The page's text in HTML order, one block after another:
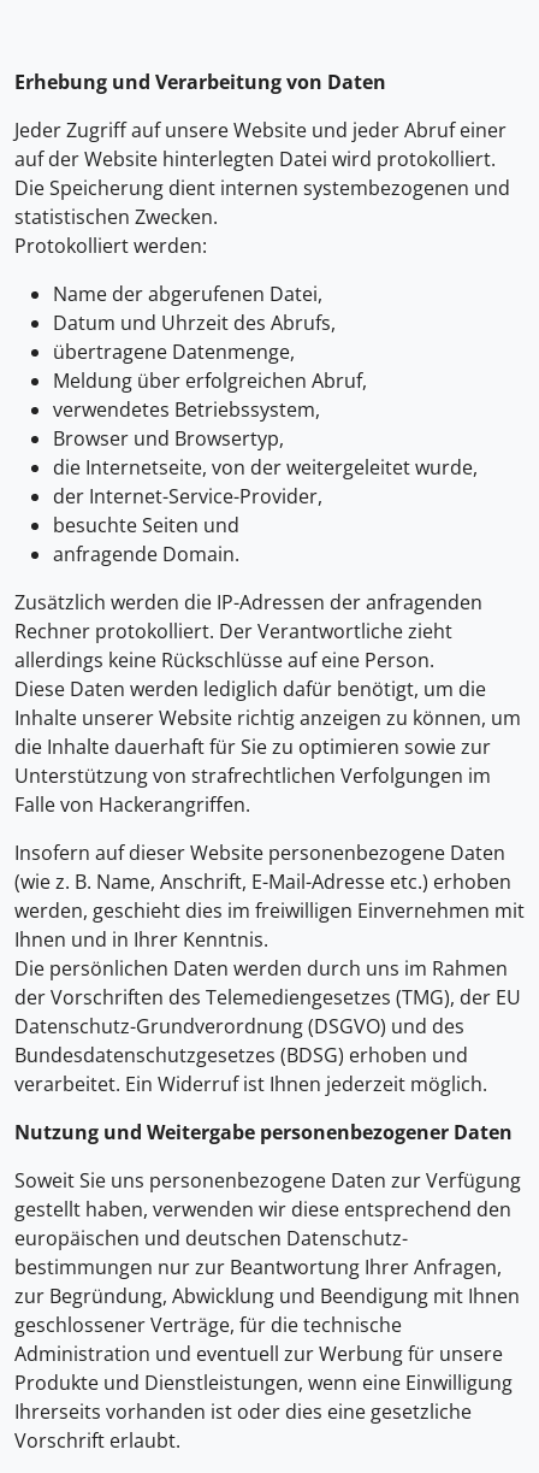
Erhebung und Verarbeitung von Daten
Jeder Zugriff auf unsere Website und jeder Abruf einer
auf der Website hinterlegten Datei wird protokolliert.
Die Speicherung dient internen systembezogenen und
statistischen Zwecken.
Protokolliert werden:
Name der abgerufenen Datei,
Datum und Uhrzeit des Abrufs,
übertragene Datenmenge,
Meldung über erfolgreichen Abruf,
verwendetes Betriebssystem,
Browser und Browsertyp,
die Internetseite, von der weitergeleitet wurde,
der Internet-Service-Provider,
besuchte Seiten und
anfragende Domain.
Zusätzlich werden die IP-Adressen der anfragenden
Rechner protokolliert. Der Verantwortliche zieht
allerdings keine Rückschlüsse auf eine Person.
Diese Daten werden lediglich dafür benötigt, um die
Inhalte unserer Website richtig anzeigen zu können, um
die Inhalte dauerhaft für Sie zu optimieren sowie zur
Unterstützung von strafrechtlichen Verfolgungen im
Falle von Hackerangriffen.
Insofern auf dieser Website personenbezogene Daten
(wie z. B. Name, Anschrift, E-Mail-Adresse etc.) erhoben
werden, geschieht dies im freiwilligen Einvernehmen mit
Ihnen und in Ihrer Kenntnis.
Die persönlichen Daten werden durch uns im Rahmen
der Vorschriften des Telemediengesetzes (TMG), der EU
Datenschutz-Grundverordnung (DSGVO) und des
Bundesdatenschutzgesetzes (BDSG) erhoben und
verarbeitet. Ein Widerruf ist Ihnen jederzeit möglich.
Nutzung und Weitergabe personenbezogener Daten
Soweit Sie uns personenbezogene Daten zur Verfügung
gestellt haben, verwenden wir diese entsprechend den
europäischen und deutschen Datenschutz-
bestimmungen nur zur Beantwortung Ihrer Anfragen,
zur Begründung, Abwicklung und Beendigung mit Ihnen
geschlossener Verträge, für die technische
Administration und eventuell zur Werbung für unsere
Produkte und Dienstleistungen, wenn eine Einwilligung
Ihrerseits vorhanden ist oder dies eine gesetzliche
Vorschrift erlaubt.